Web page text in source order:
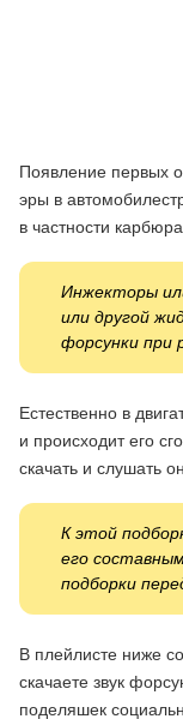
Появление первых
эры в
в частности
Инжекторы
или другой
форсунки при
Естественно в
и происходит его
скачать и слушать
К этой
его
подборки
В плейлисте ниже
скачаете звук
поделяшек